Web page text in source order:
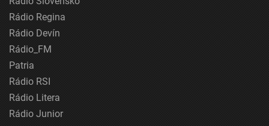
Rádio Regina
Rádio Devín
Rádio_FM
Patria
Rádio RSI
Rádio Litera
Rádio Junior